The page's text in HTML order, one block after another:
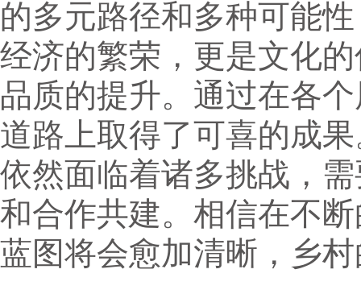
的多元路径和多种可能
经济的繁荣，更是文化
品质的提升。通过在各
道路上取得了可喜的成
依然面临着诸多挑战，
和合作共建。相信在不
蓝图将会愈加清晰，乡